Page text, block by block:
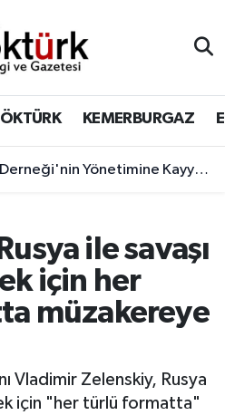
KEMERBURGAZ
Yönetimine Kayyum Atandı
ile savaşı
için her
müzakereye
Vladimir Zelenskiy, Rusya
için "her türlü formatta"
Haritası
ve Fikstür